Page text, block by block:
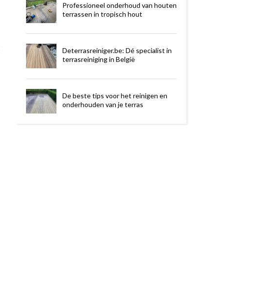
Professioneel onderhoud van houten
terrassen in tropisch hout
Deterrasreiniger.be: Dé specialist in
terrasreiniging in België
De beste tips voor het reinigen en
onderhouden van je terras